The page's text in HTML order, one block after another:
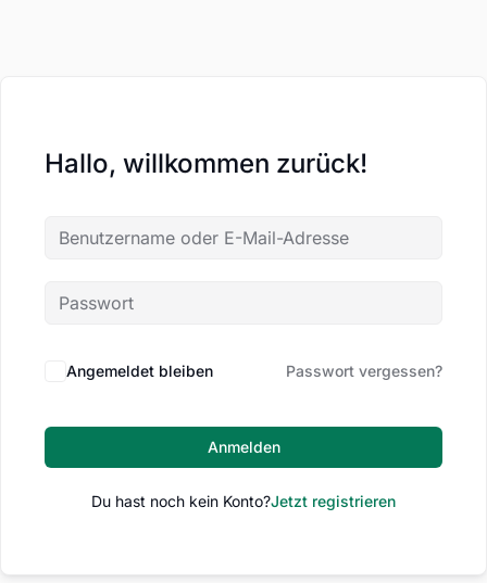
Hallo, willkommen zurück!
Angemeldet bleiben Passwort vergessen?
Anmelden
Du hast noch kein Konto?Jetzt registrieren